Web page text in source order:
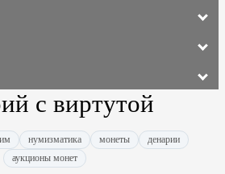
с виртутой
нумизматика монеты
денарии
аукционы монет